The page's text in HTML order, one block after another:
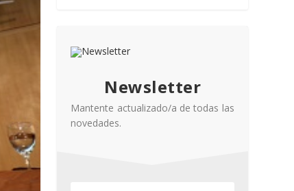
Newsletter
Mantente actualizado/a de todas las
novedades.